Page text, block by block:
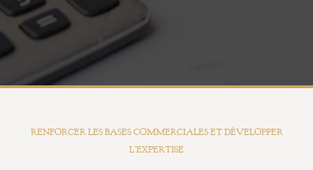
RENFORCER LES BASES COMMERCIALES ET DÉVELOPPER
L’EXPERTISE